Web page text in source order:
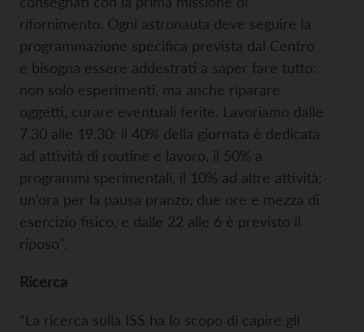
rifornimento. Ogni astronauta deve seguire la
programmazione specifica prevista dal Centro
e bisogna essere addestrati a saper fare tutto:
non solo esperimenti, ma anche riparare
oggetti, curare eventuali ferite. Lavoriamo dalle
7.30 alle 19.30: il 40% della giornata è dedicata
ad attività di routine e lavoro, il 50% a
programmi sperimentali, il 10% ad altre attività:
un’ora per la pausa pranzo, due ore e mezza di
esercizio fisico, e dalle 22 alle 6 è previsto il
riposo”.
Ricerca
“La ricerca sulla ISS ha lo scopo di capire gli